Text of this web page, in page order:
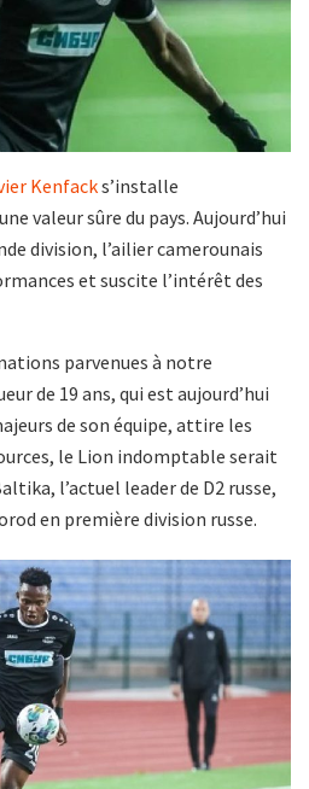
Kenfacks’installe
valeur sûre du pays. Aujourd’hui
division, l’ailier camerounais
et suscite l’intérêt des
parvenues à notre
de 19 ans, qui est aujourd’hui
de son équipe, attire les
le Lion indomptable serait
l’actuel leader de D2 russe,
en première division russe.